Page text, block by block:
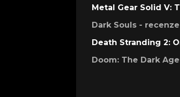
Metal Gear Solid V:
Dark Souls - recenze
Death Stranding 2:
Doom: The Dark